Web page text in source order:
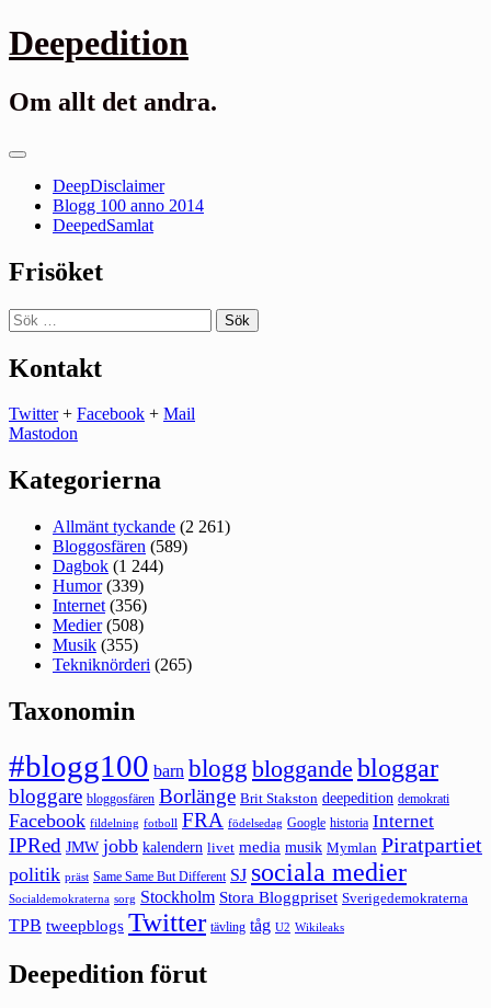
Gå
till
Deepedition
Om allt det andra.
Primär
DeepDisclaimer
Blogg 100 anno 2014
DeepedSamlat
Frisöket
Sök
efter:
Kontakt
Twitter+ Facebook + Mail
Mastodon
Kategorierna
Allmänt tyckande (2 261)
Bloggosfären (589)
Dagbok (1 244)
Humor(339)
Internet (356)
Medier(508)
Musik (355)
Tekniknörderi (265)
Taxonomin
#blogg100 barn blogg bloggande bloggar
bloggare bloggosfären Borlänge Brit Stakston deepedition demokrati
Facebook fildelning fotboll FRA födelsedag Google historia Internet
IPRed JMW jobb kalendern livet media musik Mymlan Piratpartiet
politik präst Same Same But Different SJ sociala medier
Socialdemokraterna sorg Stockholm Stora Bloggpriset Sverigedemokraterna
TPB tweepblogs Twitter tävling tåg U2 Wikileaks
Deepedition förut